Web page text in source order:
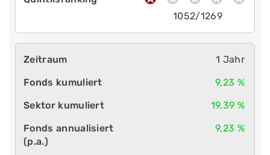
1052/1269
1 Jahr
9,23 %
19,39 %
9,23 %